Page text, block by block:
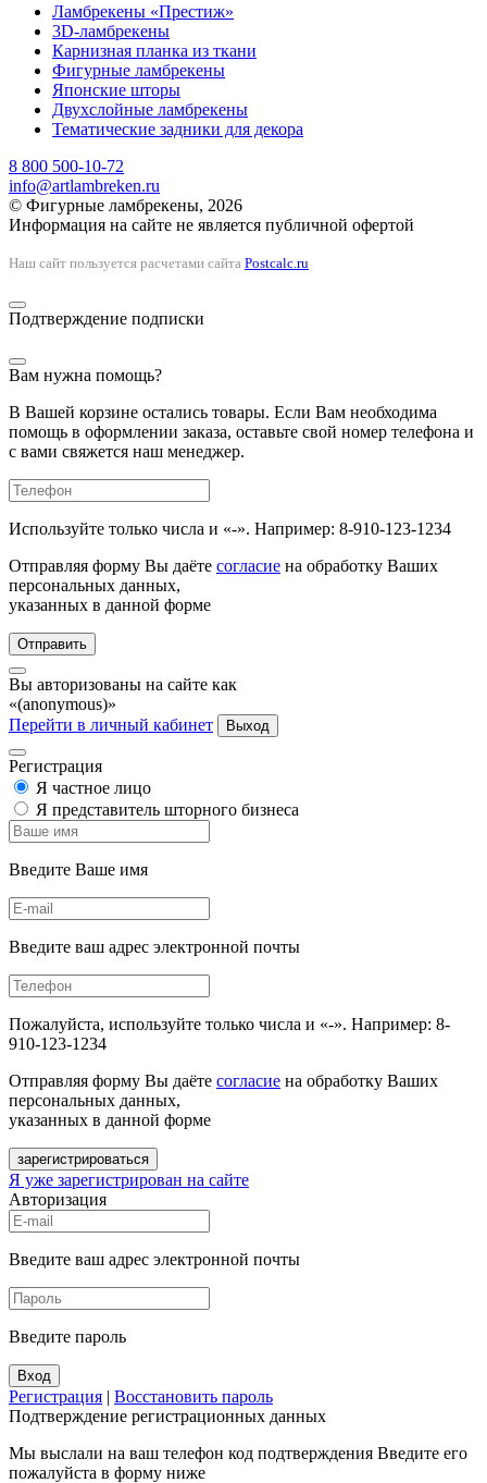
Ламбрекены «Престиж»
3D-ламбрекены
Карнизная планка из ткани
Фигурные ламбрекены
Японские шторы
Двухслойные ламбрекены
Тематические задники для декора
8 800 500-10-72
info@artlambreken.ru
© Фигурные ламбрекены, 2026
Информация на сайте не является публичной офертой
Наш сайт пользуется расчетами сайта Postcalc.ru
Подтверждение подписки
Вам нужна помощь?
В Вашей корзине остались товары. Если Вам необходима
помощь в оформлении заказа, оставьте свой номер телефона и
с вами свяжется наш менеджер.
Используйте только числа и «-». Например: 8-910-123-1234
Отправляя форму Вы даёте согласие на обработку Ваших
персональных данных,
указанных в данной форме
Отправить
Вы авторизованы на сайте как
«(anonymous)»
Перейти в личный кабинет
Выход
Регистрация
Я частное лицо
Я представитель шторного бизнеса
Введите Ваше имя
Введите ваш адрес электронной почты
Пожалуйста, используйте только числа и «-». Например: 8-
910-123-1234
Отправляя форму Вы даёте согласие на обработку Ваших
персональных данных,
указанных в данной форме
зарегистрироваться
Я уже зарегистрирован на сайте
Авторизация
Введите ваш адрес электронной почты
Введите пароль
Вход
Регистрация | Восстановить пароль
Подтверждение регистрационных данных
Мы выслали на ваш телефон код подтверждения Введите его
пожалуйста в форму ниже